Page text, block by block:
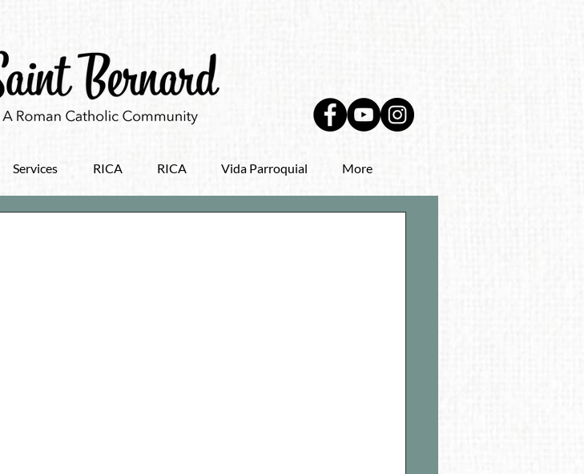
Services RICA RICA Vida Parroquial More